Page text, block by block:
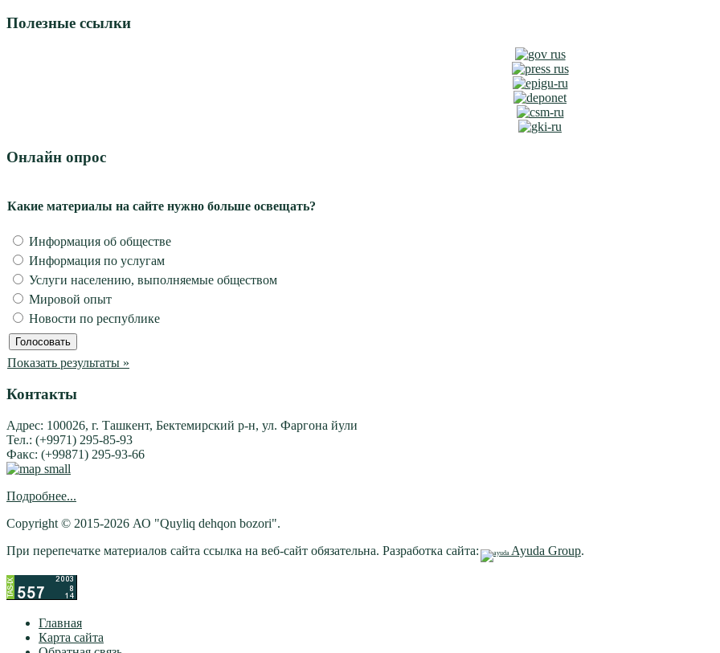
Полезные ссылки
Онлайн опрос
Какие материалы на сайте нужно больше освещать?
Информация об обществе
Информация по услугам
Услуги населению, выполняемые обществом
Мировой опыт
Новости по республике
Показать результаты »
Контакты
Адрес: 100026, г. Ташкент, Бектемирский р-н, ул. Фаргона йули
Тел.: (+9971) 295-85-93
Факс: (+99871) 295-93-66
Подробнее...
Copyright © 2015-2026 АО "Quyliq dehqon bozori".
При перепечатке материалов сайта ссылка на веб-сайт обязательна. Разработка сайта:
Ayuda Group.
Главная
Карта сайта